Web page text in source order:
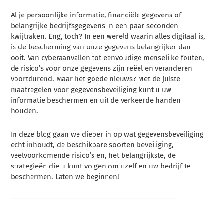
Al je persoonlijke informatie, financiële gegevens of
belangrijke bedrijfsgegevens in een paar seconden
kwijtraken. Eng, toch? In een wereld waarin alles digitaal is,
is de bescherming van onze gegevens belangrijker dan
ooit. Van cyberaanvallen tot eenvoudige menselijke fouten,
de risico’s voor onze gegevens zijn reëel en veranderen
voortdurend. Maar het goede nieuws? Met de juiste
maatregelen voor gegevensbeveiliging kunt u uw
informatie beschermen en uit de verkeerde handen
houden.
In deze blog gaan we dieper in op wat gegevensbeveiliging
echt inhoudt, de beschikbare soorten beveiliging,
veelvoorkomende risico’s en, het belangrijkste, de
strategieën die u kunt volgen om uzelf en uw bedrijf te
beschermen. Laten we beginnen!